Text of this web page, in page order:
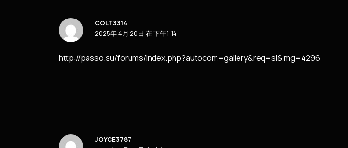
COLT3314
2025年 4月 20日 在 下午1:14
http://passo.su/forums/index.php?autocom=gallery&req=si&img=4296
JOYCE3787